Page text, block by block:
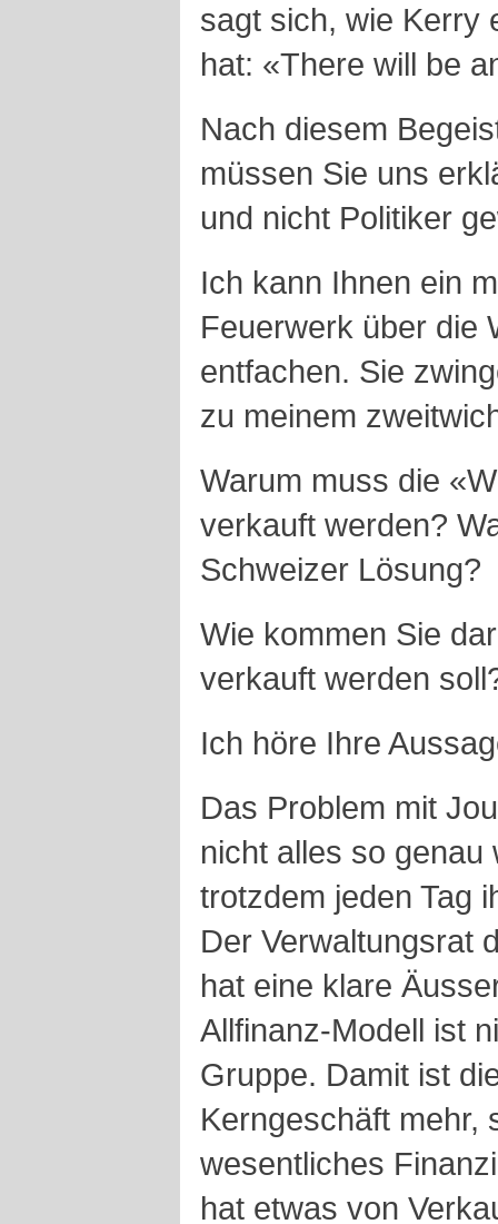
sagt sich, wie Kerry
hat: «There will be
Nach diesem
müssen Sie uns
und nicht Politiker
Ich kann Ihnen ein
Feuerwerk über die
entfachen. Sie
zu meinem
Warum muss die
verkauft werden?
Schweizer Lösung?
Wie kommen Sie
verkauft werden
Ich höre Ihre
Das Problem mit
nicht alles so
trotzdem jeden Tag
Der Verwaltungsrat
hat eine klare
Allfinanz-Modell ist
Gruppe. Damit ist
Kerngeschäft mehr,
wesentliches
hat etwas von